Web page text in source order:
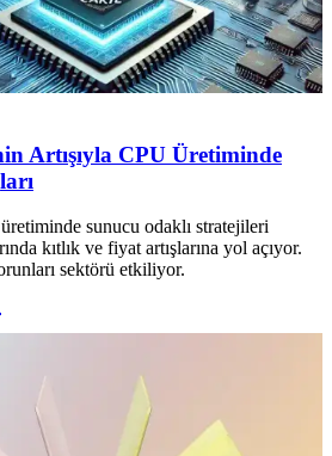
Artışıyla CPU Üretiminde
sunucu odaklı stratejileri
kıtlık ve fiyat artışlarına yol açıyor.
sektörü etkiliyor.